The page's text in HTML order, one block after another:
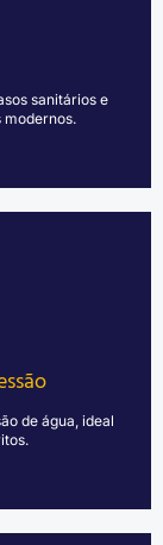
sanitários e
modernos.
remover
de água, ideal
para
detritos
Este